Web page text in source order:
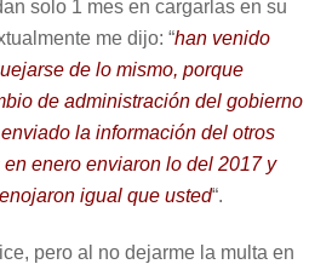
solo 1 mes en cargarlas en su
me dijo: “han venido
de lo mismo, porque
de administración del gobierno
la información del otros
enero enviaron lo del 2017 y
igual que usted“.
pero al no dejarme la multa en